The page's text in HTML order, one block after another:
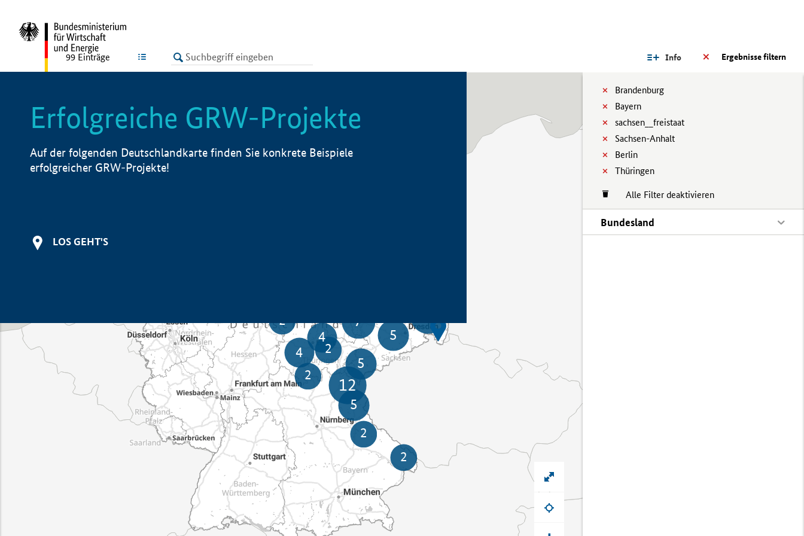
LISTE Ergebnisse filtern
Info
Brandenburg
Bayern
sachsen__freistaat
Sachsen-Anhalt
Berlin
Thüringen
Alle Filter deaktivieren
Bundesland
99 Einträge
Erfolgreiche GRW-Projekte
Auf der folgenden Deutschlandkarte finden Sie konkrete Beispiele
erfolgreicher GRW-Projekte!
LOS GEHT'S